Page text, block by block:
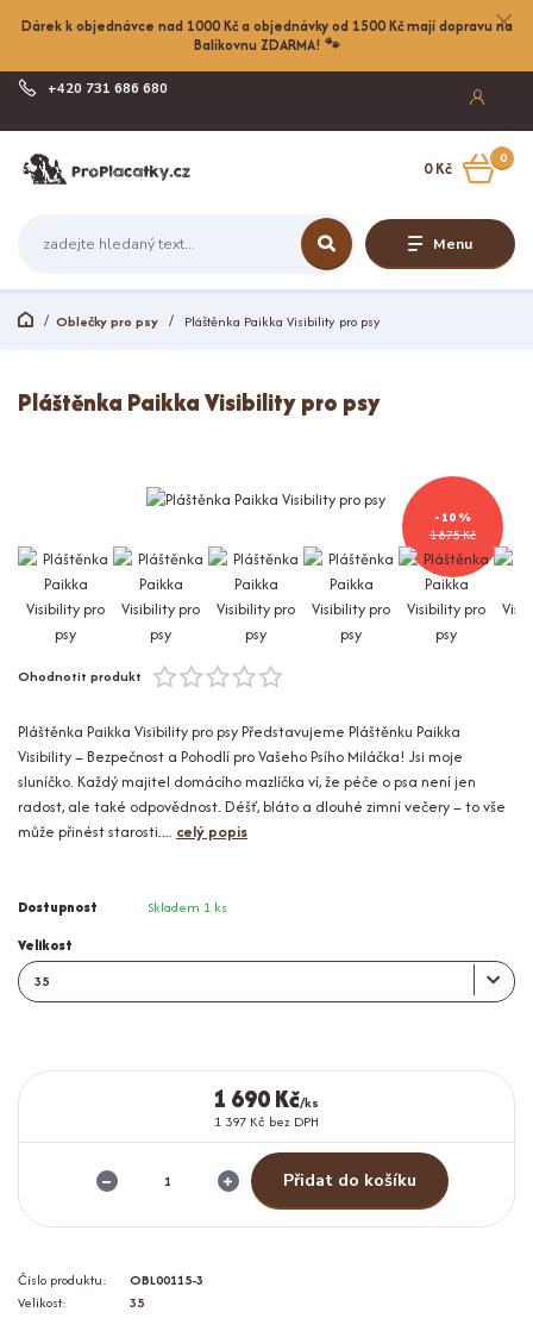
Dárek k objednávce nad 1000 Kč a objednávky od 1500 Kč mají dopravu na
Balíkovnu ZDARMA! 🐾
Menu
+420 731 686 680
0
0 Kč
Oblečky pro psy Pláštěnka Paikka Visibility pro psy
Pláštěnka Paikka Visibility pro psy
1 875 Kč
- 10 %
Ohodnotit produkt
Pláštěnka Paikka Visibility pro psy Představujeme Pláštěnku Paikka
Visibility – Bezpečnost a Pohodlí pro Vašeho Psího Miláčka! Jsi moje
sluníčko. Každý majitel domácího mazlíčka ví, že péče o psa není jen
radost, ale také odpovědnost. Déšť, bláto a dlouhé zimní večery – to vše
může přinést starosti.... celý popis
Dostupnost Skladem 1 ks
Velikost
1 690 Kč/ks
1 397 Kč bez DPH
Přidat do košíku
Číslo produktu:
OBL00115-3
Velikost:
35